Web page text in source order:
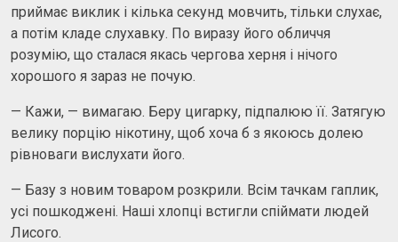
приймає виклик і кілька секунд мовчить, тільки слухає,
а потім кладе слухавку. По виразу його обличчя
розумію, що сталася якась чергова херня і нічого
хорошого я зараз не почую.
— Кажи, — вимагаю. Беру цигарку, підпалюю її. Затягую
велику порцію нікотину, щоб хоча б з якоюсь долею
рівноваги вислухати його.
— Базу з новим товаром розкрили. Всім тачкам гаплик,
усі пошкоджені. Наші хлопці встигли спіймати людей
Лисого.